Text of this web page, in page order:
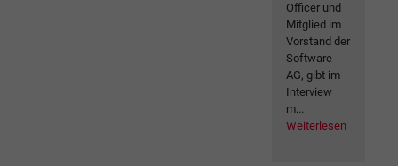
Officer und
Mitglied im
Vorstand der
Software
AG, gibt im
Interview
m...
Weiterlesen